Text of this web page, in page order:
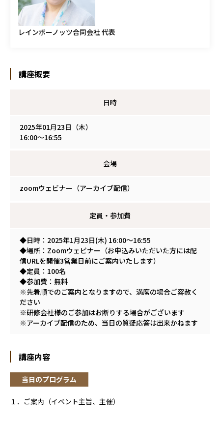
レインボーノッツ合同会社 代表
講座概要
日時
2025年01月23日（木）
16:00～16:55
会場
zoomウェビナー（アーカイブ配信）
定員・参加費
◆日時：2025年1月23日(木) 16:00～16:55
◆場所：Zoomウェビナー（お申込みいただいた方には配
信URLを開催3営業日前にご案内いたします）
◆定員：100名
◆参加費：無料
※先着順でのご案内となりますので、満席の場合ご容赦く
ださい
※研修会社様のご参加はお断りする場合がございます
※アーカイブ配信のため、当日の質疑応答は出来かねます
講座内容
当日のプログラム
１．ご案内（イベント主旨、主催）